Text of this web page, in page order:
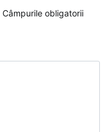
Câmpurile obligatorii